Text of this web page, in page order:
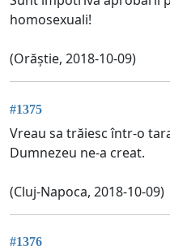
homosexuali!
(Orăștie, 2018-10-09)
#1375
Vreau sa trăiesc într-o
Dumnezeu ne-a creat.
(Cluj-Napoca, 2018-10-09)
#1376